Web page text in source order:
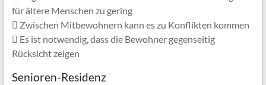
für ältere Menschen zu gering
Zwischen Mitbewohnern kann es zu Konflikten kommen
Es ist notwendig, dass die Bewohner gegenseitig
Rücksicht zeigen
Senioren-Residenz